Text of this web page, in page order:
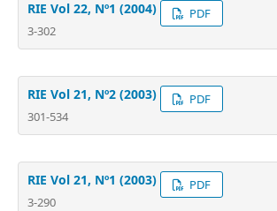
RIE Vol 22, Nº1 (2004)
3-302
PDF
RIE Vol 21, Nº2 (2003)
301-534
PDF
RIE Vol 21, Nº1 (2003)
3-290
PDF